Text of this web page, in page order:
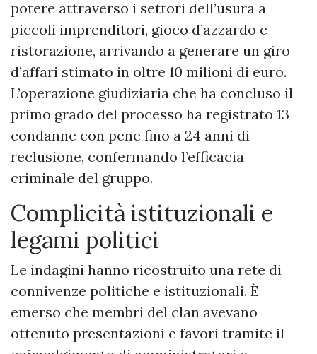
potere attraverso i settori dell’usura a
piccoli imprenditori, gioco d’azzardo e
ristorazione, arrivando a generare un giro
d’affari stimato in oltre 10 milioni di euro.
L’operazione giudiziaria che ha concluso il
primo grado del processo ha registrato 13
condanne con pene fino a 24 anni di
reclusione, confermando l’efficacia
criminale del gruppo.
Complicità istituzionali e
legami politici
Le indagini hanno ricostruito una rete di
connivenze politiche e istituzionali. È
emerso che membri del clan avevano
ottenuto presentazioni e favori tramite il